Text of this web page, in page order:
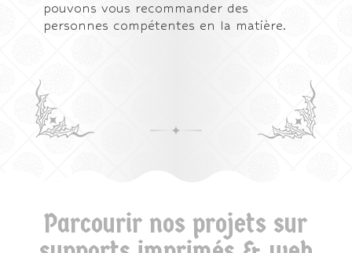
pouvons vous recommander des
personnes compétentes en la matière.
Parcourir nos projets sur